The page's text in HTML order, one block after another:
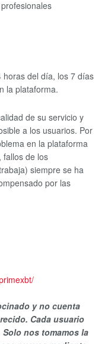
horas del día, los 7 días
la plataforma.
de su servicio y
a los usuarios. Por
en la plataforma
fallos de los
siempre se ha
por las
y no cuenta
Cada usuario
nos tomamos la